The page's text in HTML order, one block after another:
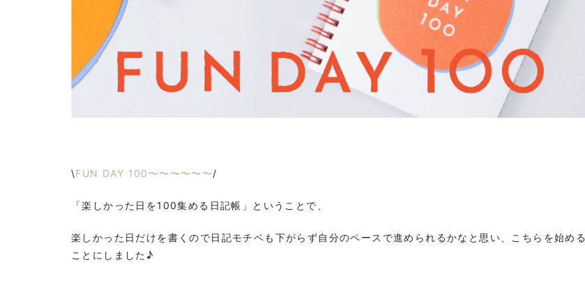
\FUN DAY 100〜〜〜〜〜〜/
「楽しかった日を100集める日記帳」ということで、
楽しかった日だけを書くので日記モチベも下がらず自分のペースで進められるかなと思い、こちらを始める
ことにしました♪